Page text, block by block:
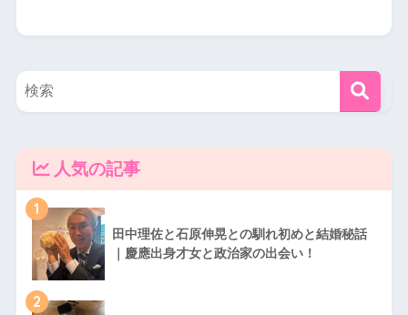
人気の記事
1
田中理佐と石原伸晃との馴れ初めと結婚秘話
｜慶應出身才女と政治家の出会い！
2